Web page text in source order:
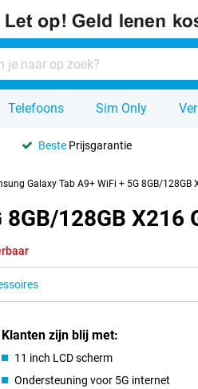
Telefoons Sim Only
Beste Prijsgarantie
Galaxy Tab A9+ WiFi + 5G 8GB/128GB
8GB/128GB X216
Klanten zijn blij met:
11 inch LCD scherm
Ondersteuning voor 5G internet